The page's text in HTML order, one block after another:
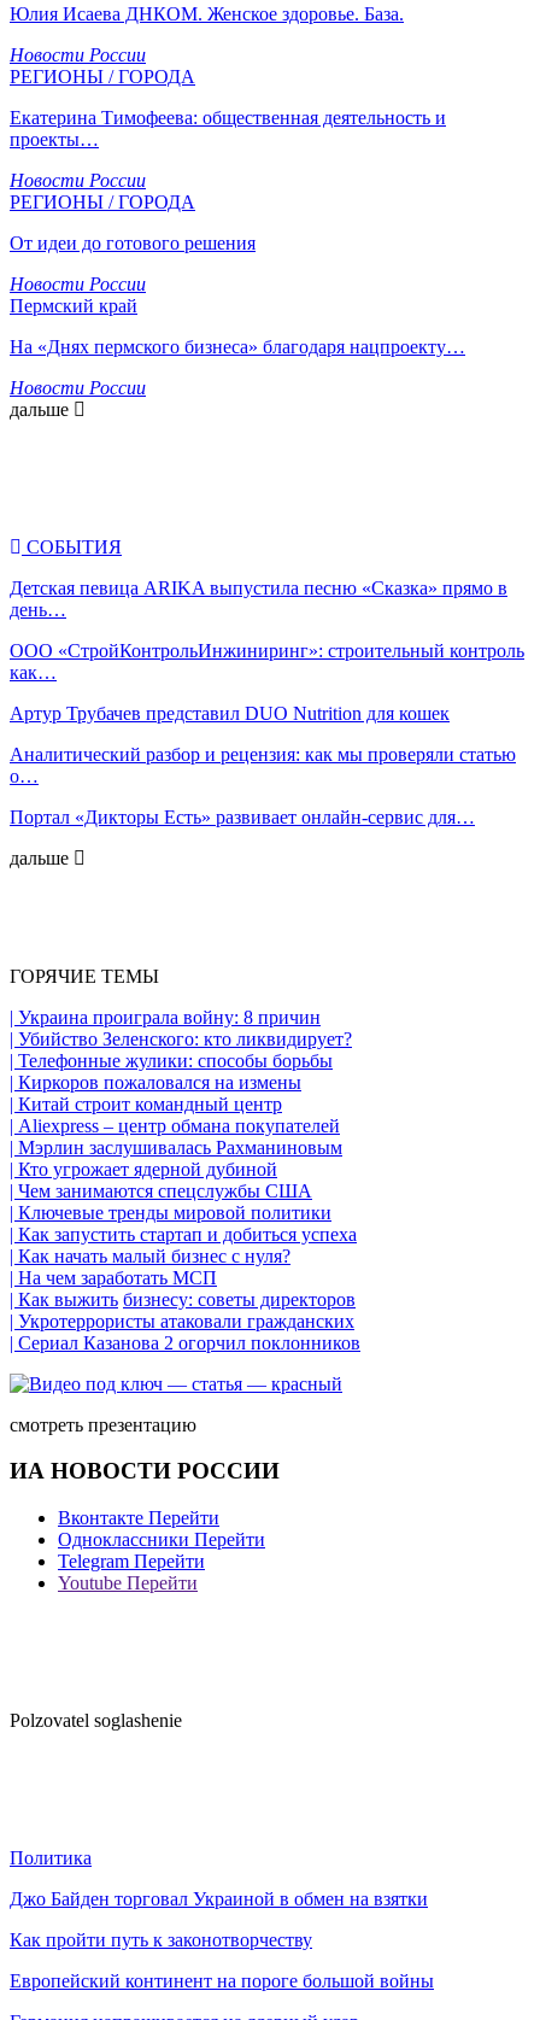
Юлия Исаева ДНКОМ. Женское здоровье. База.
Новости России
РЕГИОНЫ / ГОРОДА
Екатерина Тимофеева: общественная деятельность и
проекты…
Новости России
РЕГИОНЫ / ГОРОДА
От идеи до готового решения
Новости России
Пермский край
На «Днях пермского бизнеса» благодаря нацпроекту…
Новости России
дальше
СОБЫТИЯ
Детская певица ARIKA выпустила песню «Сказка» прямо в
день…
ООО «СтройКонтрольИнжиниринг»: строительный контроль
как…
Артур Трубачев представил DUO Nutrition для кошек
Аналитический разбор и рецензия: как мы проверяли статью
о…
Портал «Дикторы Есть» развивает онлайн-сервис для…
дальше
ГОРЯЧИЕ ТЕМЫ
| Украина проиграла войну: 8 причин
| Убийство Зеленского: кто ликвидирует?
| Телефонные жулики: способы борьбы
| Киркоров пожаловался на измены
| Китай строит командный центр
| Aliexpress – центр обмана покупателей
| Мэрлин заслушивалась Рахманиновым
| Кто угрожает ядерной дубиной
| Чем занимаются спецслужбы США
| Ключевые тренды мировой политики
| Как запустить стартап и добиться успеха
| Как начать малый бизнес с нуля?
| На чем заработать МСП
| Как выжить бизнесу: советы директоров
| Укротеррористы атаковали гражданских
| Сериал Казанова 2 огорчил поклонников
смотреть презентацию
ИА НОВОСТИ РОССИИ
Вконтакте Перейти
Одноклассники Перейти
Telegram Перейти
Youtube Перейти
Polzovatel soglashenie
Политика
Джо Байден торговал Украиной в обмен на взятки
Как пройти путь к законотворчеству
Европейский континент на пороге большой войны